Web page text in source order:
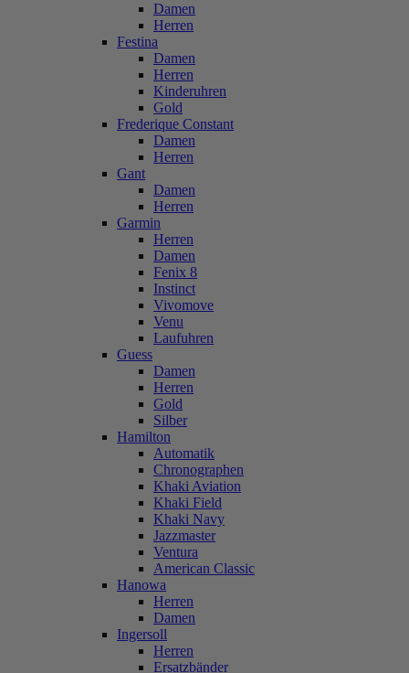
Damen
Herren
Festina
Damen
Herren
Kinderuhren
Gold
Frederique Constant
Damen
Herren
Gant
Damen
Herren
Garmin
Herren
Damen
Fenix 8
Instinct
Vivomove
Venu
Laufuhren
Guess
Damen
Herren
Gold
Silber
Hamilton
Automatik
Chronographen
Khaki Aviation
Khaki Field
Khaki Navy
Jazzmaster
Ventura
American Classic
Hanowa
Herren
Damen
Ingersoll
Herren
Ersatzbänder